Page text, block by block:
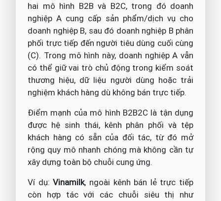
hai mô hình B2B và B2C, trong đó doanh
nghiệp A cung cấp sản phẩm/dịch vụ cho
doanh nghiệp B, sau đó doanh nghiệp B phân
phối trực tiếp đến người tiêu dùng cuối cùng
(C). Trong mô hình này, doanh nghiệp A vẫn
có thể giữ vai trò chủ động trong kiểm soát
thương hiệu, dữ liệu người dùng hoặc trải
nghiệm khách hàng dù không bán trực tiếp.
Điểm mạnh của mô hình B2B2C là tận dụng
được hệ sinh thái, kênh phân phối và tệp
khách hàng có sẵn của đối tác, từ đó mở
rộng quy mô nhanh chóng mà không cần tự
xây dựng toàn bộ chuỗi cung ứng.
Ví dụ:Vinamilk, ngoài kênh bán lẻ trực tiếp
còn hợp tác với các chuỗi siêu thị như